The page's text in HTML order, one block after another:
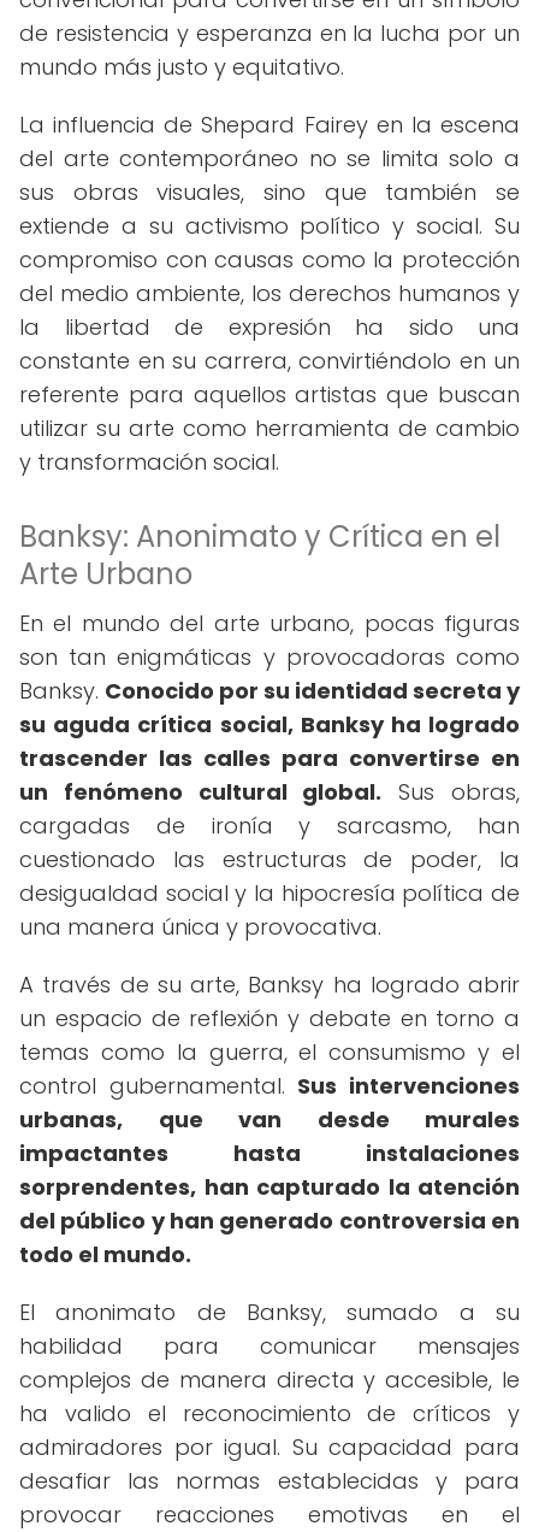
de resistencia y esperanza en la lucha por un
mundo más justo y equitativo.
La influencia de Shepard Fairey en la escena
del arte contemporáneo no se limita solo a
sus obras visuales, sino que también se
extiende a su activismo político y social. Su
compromiso con causas como la protección
del medio ambiente, los derechos humanos y
la libertad de expresión ha sido una
constante en su carrera, convirtiéndolo en un
referente para aquellos artistas que buscan
utilizar su arte como herramienta de cambio
y transformación social.
Banksy: Anonimato y Crítica en el
Arte Urbano
En el mundo del arte urbano, pocas figuras
son tan enigmáticas y provocadoras como
Banksy. Conocido por su identidad secreta y
su aguda crítica social, Banksy ha logrado
trascender las calles para convertirse en
un fenómeno cultural global. Sus obras,
cargadas de ironía y sarcasmo, han
cuestionado las estructuras de poder, la
desigualdad social y la hipocresía política de
una manera única y provocativa.
A través de su arte, Banksy ha logrado abrir
un espacio de reflexión y debate en torno a
temas como la guerra, el consumismo y el
control gubernamental. Sus intervenciones
urbanas, que van desde murales
impactantes hasta instalaciones
sorprendentes, han capturado la atención
del público y han generado controversia en
todo el mundo.
El anonimato de Banksy, sumado a su
habilidad para comunicar mensajes
complejos de manera directa y accesible, le
ha valido el reconocimiento de críticos y
admiradores por igual. Su capacidad para
desafiar las normas establecidas y para
provocar reacciones emotivas en el